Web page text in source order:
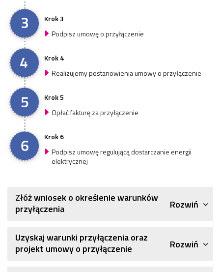
Krok 3
Podpisz umowę o przyłączenie
Krok 4
Realizujemy postanowienia umowy o przyłączenie
Krok 5
Opłać fakturę za przyłączenie
Krok 6
Podpisz umowę regulującą dostarczanie energii
elektrycznej
Złóż wniosek o określenie warunków
przyłączenia
Rozwiń
Uzyskaj warunki przyłączenia oraz
projekt umowy o przyłączenie
Rozwiń